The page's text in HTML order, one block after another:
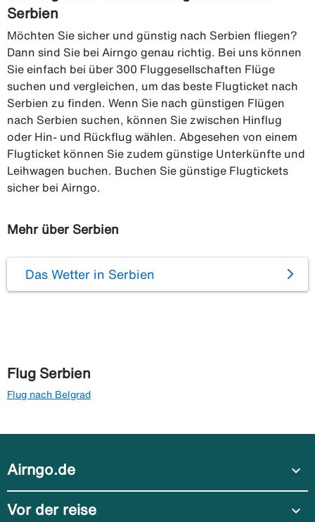
Serbien
Möchten Sie sicher und günstig nach Serbien fliegen?
Dann sind Sie bei Airngo genau richtig. Bei uns können
Sie einfach bei über 300 Fluggesellschaften Flüge
suchen und vergleichen, um das beste Flugticket nach
Serbien zu finden. Wenn Sie nach günstigen Flügen
nach Serbien suchen, können Sie zwischen Hinflug
oder Hin- und Rückflug wählen. Abgesehen von einem
Flugticket können Sie zudem günstige Unterkünfte und
Leihwagen buchen. Buchen Sie günstige Flugtickets
sicher bei Airngo.
Mehr über Serbien
Das Wetter in Serbien
Flug Serbien
Flug nach Belgrad
Airngo.de expand_more
Vor der reise expand_more